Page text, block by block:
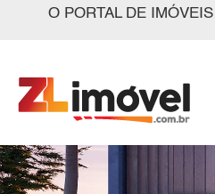
O PORTAL DE